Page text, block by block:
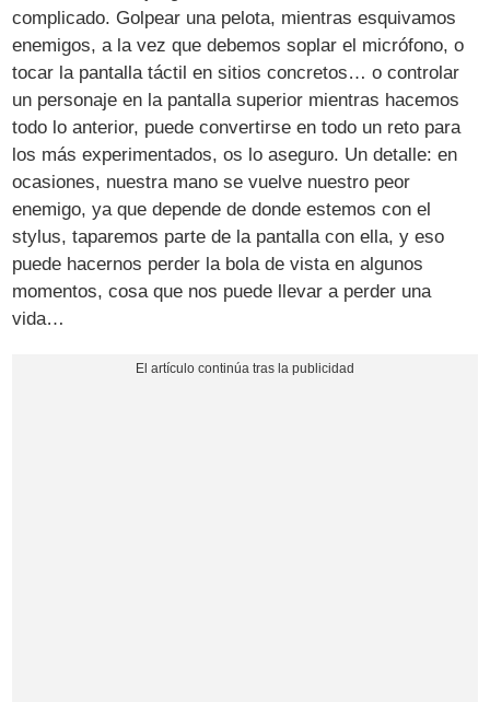
complicado. Golpear una pelota, mientras esquivamos
enemigos, a la vez que debemos soplar el micrófono, o
tocar la pantalla táctil en sitios concretos… o controlar
un personaje en la pantalla superior mientras hacemos
todo lo anterior, puede convertirse en todo un reto para
los más experimentados, os lo aseguro. Un detalle: en
ocasiones, nuestra mano se vuelve nuestro peor
enemigo, ya que depende de donde estemos con el
stylus, taparemos parte de la pantalla con ella, y eso
puede hacernos perder la bola de vista en algunos
momentos, cosa que nos puede llevar a perder una
vida…